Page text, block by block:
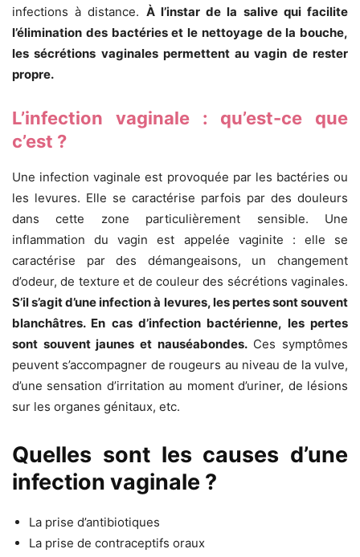
infections à distance. À l’instar de la salive qui facilite
l’élimination des bactéries et le nettoyage de la bouche,
les sécrétions vaginales permettent au vagin de rester
propre.
L’infection vaginale : qu’est-ce que
c’est ?
Une infection vaginale est provoquée par les bactéries ou
les levures. Elle se caractérise parfois par des douleurs
dans cette zone particulièrement sensible. Une
inflammation du vagin est appelée vaginite : elle se
caractérise par des démangeaisons, un changement
d’odeur, de texture et de couleur des sécrétions vaginales.
S’il s’agit d’une infection à levures, les pertes sont souvent
blanchâtres. En cas d’infection bactérienne, les pertes
sont souvent jaunes et nauséabondes.Ces symptômes
peuvent s’accompagner de rougeurs au niveau de la vulve,
d’une sensation d’irritation au moment d’uriner, de lésions
sur les organes génitaux, etc.
Quelles sont les causes d’une
infection vaginale ?
La prise d’antibiotiques
La prise de contraceptifs oraux